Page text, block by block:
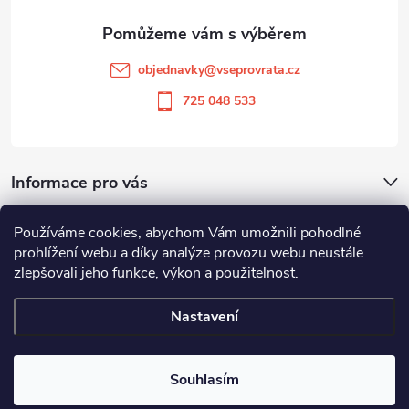
Používáme cookies, abychom Vám umožnili pohodlné
prohlížení webu a díky analýze provozu webu neustále
zlepšovali jeho funkce, výkon a použitelnost.
Nastavení
Souhlasím
objednavky@vseprovrata.cz
725 048 533
Informace pro vás
Odstoupit od smlouvy
Copyright 2026Vše pro vrata. Všechna práva vyhrazena.